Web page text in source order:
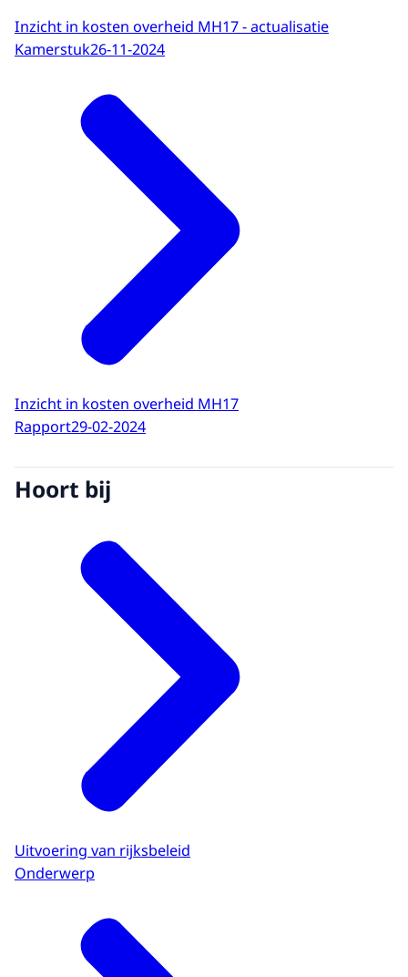
Inzicht in kosten overheid MH17 - actualisatie
Kamerstuk26-11-2024
Inzicht in kosten overheid MH17
Rapport29-02-2024
Hoort bij
Uitvoering van rijksbeleid
Onderwerp